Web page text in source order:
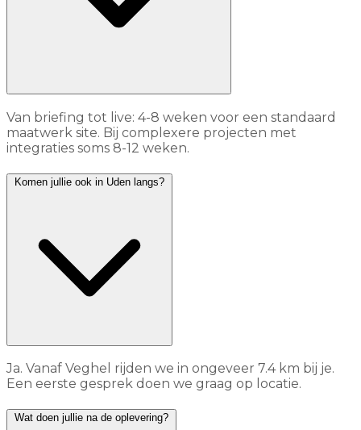
Van briefing tot live: 4-8 weken voor een standaard
maatwerk site. Bij complexere projecten met
integraties soms 8-12 weken.
Komen jullie ook in Uden langs?
Ja. Vanaf Veghel rijden we in ongeveer 7.4 km bij je.
Een eerste gesprek doen we graag op locatie.
Wat doen jullie na de oplevering?